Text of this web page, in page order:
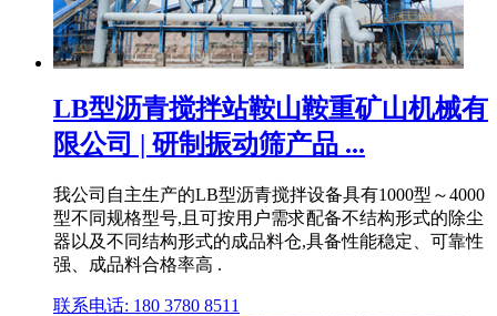
LB型沥青搅拌站鞍山鞍重矿山机械有
限公司 | 研制振动筛产品 ...
我公司自主生产的LB型沥青搅拌设备具有1000型～4000
型不同规格型号,且可按用户需求配备不结构形式的除尘
器以及不同结构形式的成品料仓,具备性能稳定、可靠性
强、成品料合格率高 .
联系电话: 180 3780 8511